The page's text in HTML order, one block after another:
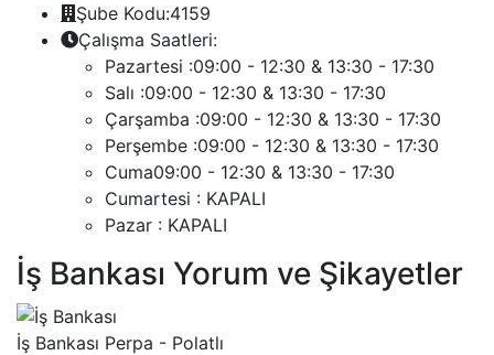
Şube Kodu:4159
Çalışma Saatleri:
Pazartesi :09:00 - 12:30 & 13:30 - 17:30
Salı :09:00 - 12:30 & 13:30 - 17:30
Çarşamba :09:00 - 12:30 & 13:30 - 17:30
Perşembe :09:00 - 12:30 & 13:30 - 17:30
Cuma09:00 - 12:30 & 13:30 - 17:30
Cumartesi : KAPALI
Pazar : KAPALI
İş Bankası Yorum ve Şikayetler
İş Bankası Perpa - Polatlı